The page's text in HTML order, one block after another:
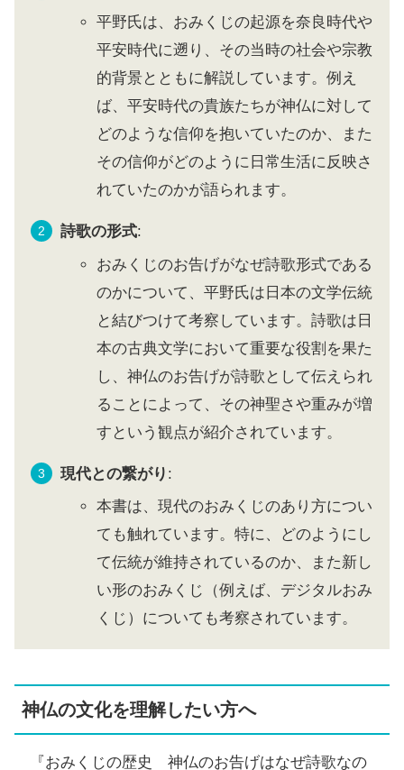
平野氏は、おみくじの起源を奈良時代や
平安時代に遡り、その当時の社会や宗教
的背景とともに解説しています。例え
ば、平安時代の貴族たちが神仏に対して
どのような信仰を抱いていたのか、また
その信仰がどのように日常生活に反映さ
れていたのかが語られます。
詩歌の形式:
おみくじのお告げがなぜ詩歌形式である
のかについて、平野氏は日本の文学伝統
と結びつけて考察しています。詩歌は日
本の古典文学において重要な役割を果た
し、神仏のお告げが詩歌として伝えられ
ることによって、その神聖さや重みが増
すという観点が紹介されています。
現代との繋がり :
本書は、現代のおみくじのあり方につい
ても触れています。特に、どのようにし
て伝統が維持されているのか、また新し
い形のおみくじ（例えば、デジタルおみ
くじ）についても考察されています。
神仏の文化を理解したい方へ
『おみくじの歴史 神仏のお告げはなぜ詩歌なの